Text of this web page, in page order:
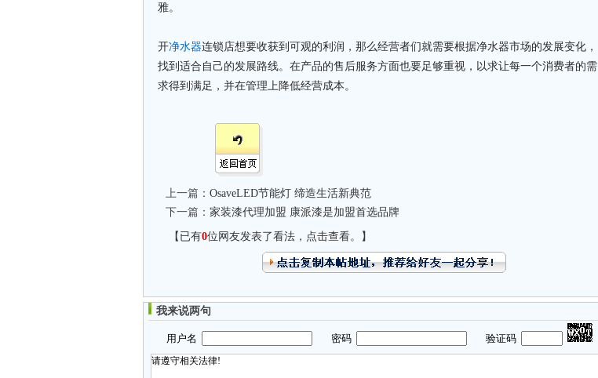
雅。
开净水器连锁店想要收获到可观的利润，那么经营者们就需要根据净水器市场的发展变化，
找到适合自己的发展路线。在产品的售后服务方面也要足够重视，以求让每一个消费者的需
求得到满足，并在管理上降低经营成本。
上一篇： OsaveLED节能灯 缔造生活新典范
下一篇： 家装漆代理加盟 康派漆是加盟首选品牌
【已有0位网友发表了看法，点击查看。】
我来说两句
用户名 密码 验证码